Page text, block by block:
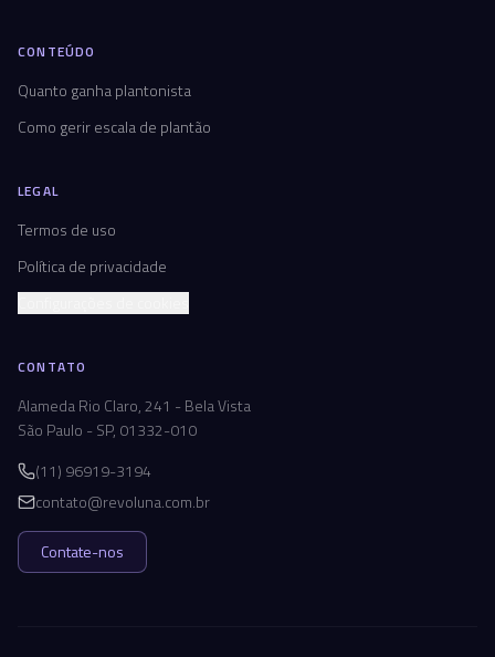
CONTEÚDO
Quanto ganha plantonista
Como gerir escala de plantão
LEGAL
Termos de uso
Política de privacidade
CONTATO
Alameda Rio Claro, 241 - Bela Vista
São Paulo - SP, 01332-010
(11) 96919-3194
contato@revoluna.com.br
Contate-nos